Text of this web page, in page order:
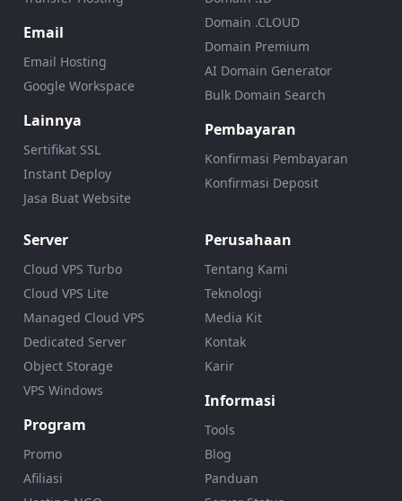
Email
Email Hosting
Google Workspace
Lainnya
Sertifikat SSL
Instant Deploy
Jasa Buat Website
Domain .CLOUD
Domain Premium
AI Domain Generator
Bulk Domain Search
Pembayaran
Konfirmasi Pembayaran
Konfirmasi Deposit
Server
Cloud VPS Turbo
Cloud VPS Lite
Managed Cloud VPS
Dedicated Server
Object Storage
VPS Windows
Program
Promo
Afiliasi
Perusahaan
Tentang Kami
Teknologi
Media Kit
Kontak
Karir
Informasi
Tools
Blog
Panduan